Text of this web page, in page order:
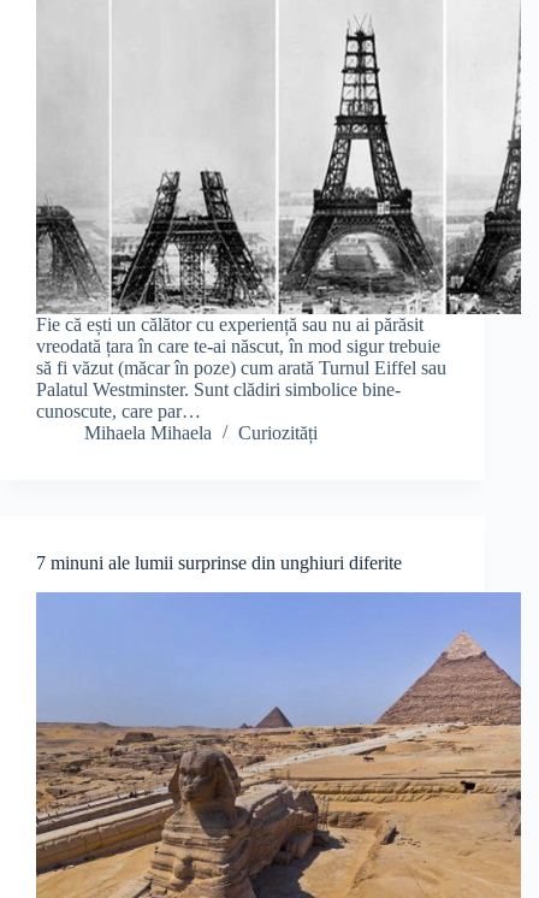
Fie că ești un călător cu experiență sau nu ai părăsit
vreodată țara în care te-ai născut, în mod sigur trebuie
să fi văzut (măcar în poze) cum arată Turnul Eiffel sau
Palatul Westminster. Sunt clădiri simbolice bine-
cunoscute, care par…
Mihaela Mihaela
Curiozități
7 minuni ale lumii surprinse din unghiuri diferite